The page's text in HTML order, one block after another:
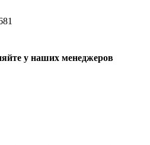
у наших менеджеров